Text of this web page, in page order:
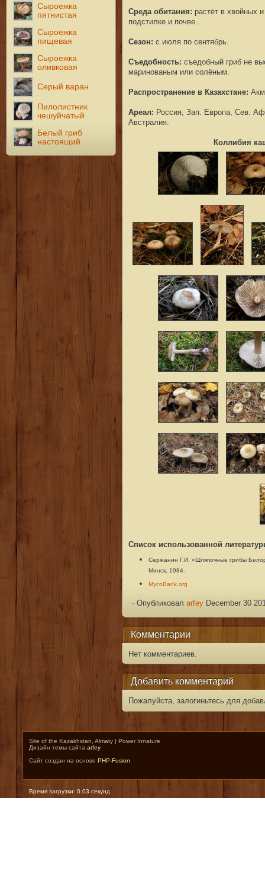
Сыроежка
пятнистая
Сыроежка
пищевая
Сыроежка
оливковая
Серый варан
Пилолистник
чешуйчатый
Белый гриб
настоящий
Среда обитания: растёт в хвойных
подстилке и почве
Сезон: с июля по сентябрь.
Съедобность: съедобный гриб не
маринованым или солёным.
Распространение в Казахстане:
Ареал: Россия, Зап. Европа, Сев.
Австралия.
Коллибия
Список использованной
Сержанин Г.И. «Шляпочные грибы
Минск, 1984.
MycoBank.org
· Опубликовалarfey December 30
Комментарии
Нет комментариев.
Добавить комментарий
Пожалуйста, залогиньтесь для
Site of the Kazakhstan, Almaty | Power Innature
Дизайн темы сайта arfey
Сайт создан на основе PHP-Fusion
Время загрузки: 0.03 секунд